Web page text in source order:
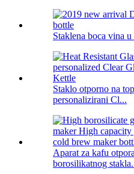
Staklena boca vina
Staklo otporno na
personalizirani Cl...
Aparat za kafu
borosilikatnog